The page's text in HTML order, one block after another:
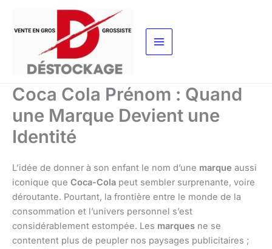
contenu
Coca Cola Prénom : Quand
une Marque Devient une
Identité
L’idée de donner à son enfant le nom d’une marque aussi
iconique que Coca-Cola peut sembler surprenante, voire
déroutante. Pourtant, la frontière entre le monde de la
consommation et l’univers personnel s’est
considérablement estompée. Les marques ne se
contentent plus de peupler nos paysages publicitaires ;